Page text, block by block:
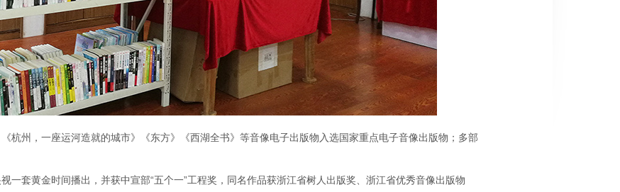
州，一座运河造就的城市》《东方》《西湖全书》等音像电子出版物入选国家重点电子音像出版物；多部
一套黄金时间播出，并获中宣部“五个一”工程奖，同名作品获浙江省树人出版奖、浙江省优秀音像出版物